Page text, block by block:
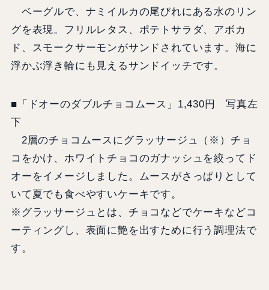
ベーグルで、ナミイルカの尾びれにある水のリン
グを表現。フリルレタス、ポテトサラダ、アボカ
ド、スモークサーモンがサンドされています。海に
浮かぶ浮き輪にも見えるサンドイッチです。
■「ドオーのダブルチョコムース」1,430円 写真左
下
2層のチョコムースにグラッサージュ（※）チョ
コをかけ、ホワイトチョコのガナッシュを絞ってド
オーをイメージしました。ムースがさっぱりとして
いて夏でも食べやすいケーキです。
※グラッサージュとは、チョコなどでケーキなどコ
ーティングし、表面に艶を出すために行う調理法で
す。